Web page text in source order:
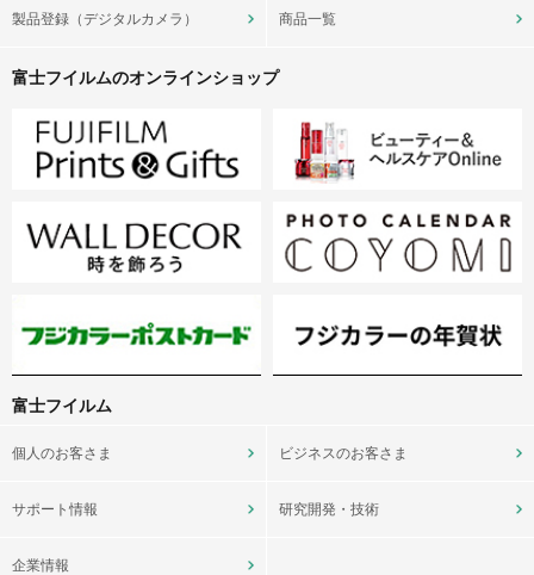
製品登録（デジタルカメラ） 商品一覧
富士フイルムのオンラインショップ
富士フイルム
個人のお客さま ビジネスのお客さま
サポート情報 研究開発・技術
企業情報